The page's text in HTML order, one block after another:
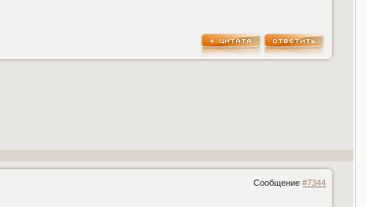
Сообщение#7344